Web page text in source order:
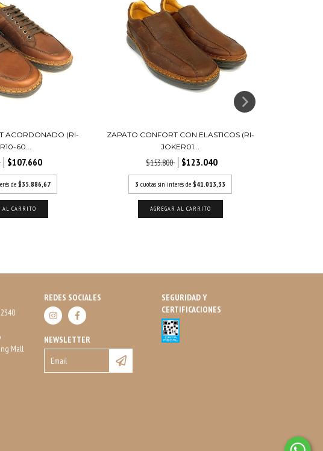
ACORDONADO (RI-
60...
$107.660
de $35.886,67
AL CARRITO
ZAPATO CONFORT CON ELASTICOS (RI-
JOKER01...
$153.800 $123.040
3 cuotas sin interés de $41.013,33
AGREGAR AL CARRITO
Mall
REDES SOCIALES
NEWSLETTER
SEGURIDAD Y
CERTIFICACIONES